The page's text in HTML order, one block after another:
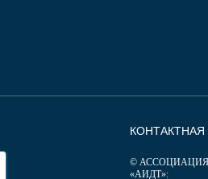
© АССОЦИАЦИЯ
«АИДТ»: